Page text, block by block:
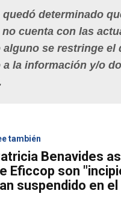
quedó determinado
cuenta con las
alguno se restringe el
a la información y/o
también
Benavides
Eficcop son
suspendido en